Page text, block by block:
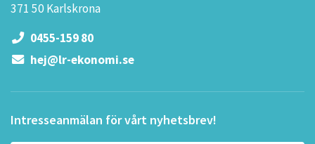
371 50 Karlskrona
0455-159 80
hej@lr-ekonomi.se
Intresseanmälan för vårt nyhetsbrev!